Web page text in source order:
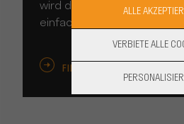
wird der Wechsel zur
einfach wie noch nie!
FINDE MEHR HERAUS
ALLE
VERBIETE ALLE